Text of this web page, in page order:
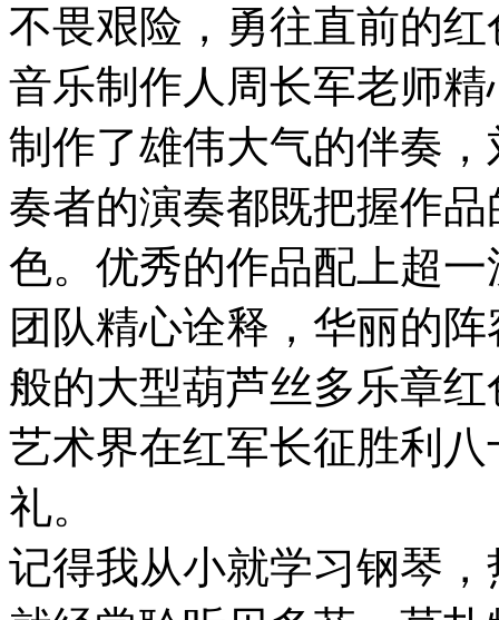
不畏艰险，勇往直前的
音乐制作人周长军老师
制作了雄伟大气的伴奏
奏者的演奏都既把握作
色。优秀的作品配上超
团队精心诠释，华丽的
般的大型葫芦丝多乐章
艺术界在红军长征胜利
礼。
记得我从小就学习钢琴